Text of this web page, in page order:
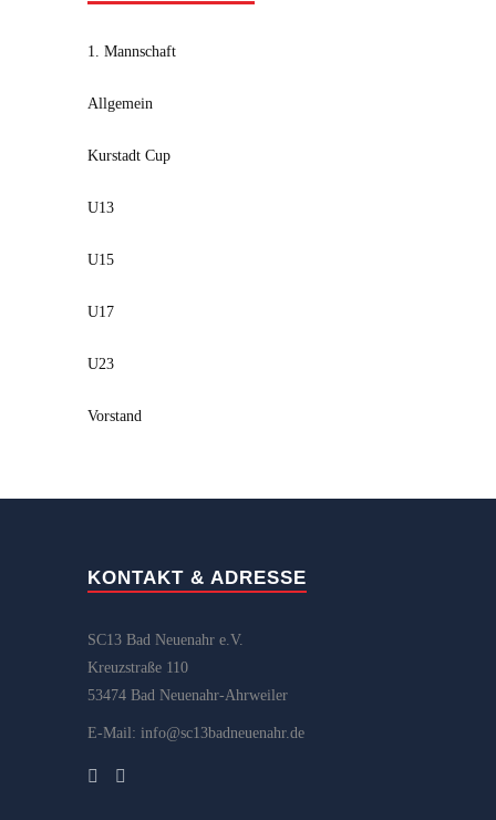
1. Mannschaft
Allgemein
Kurstadt Cup
U13
U15
U17
U23
Vorstand
KONTAKT & ADRESSE
SC13 Bad Neuenahr e.V.
Kreuzstraße 110
53474 Bad Neuenahr-Ahrweiler
E-Mail: info@sc13badneuenahr.de